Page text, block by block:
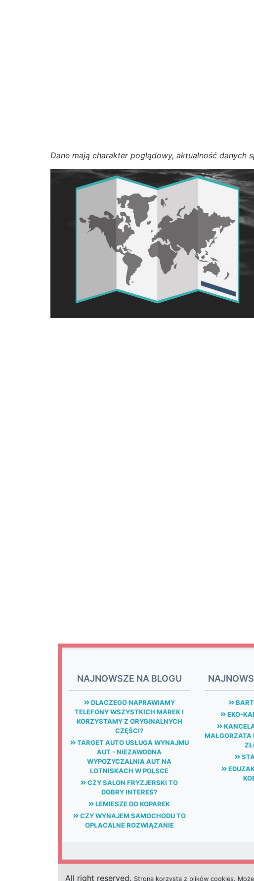
Dane mają charakter poglądowy, aktualność danych s
NAJNOWSZE NA BLOGU
DLACZEGO NAPRAWIAMY
TELEFONY WSZYSTKICH MAREK I
KORZYSTAMY Z ORYGINALNYCH
CZĘŚCI?
TARGET AUTO USŁUGA WYNAJMU
AUT - NIEZAWODNA
WYPOŻYCZALNIA AUT NA
LOTNISKACH W POLSCE
CZY SALON FRYZJERSKI TO
DOBRY INTERES?
LEMIESZE DO KOPAREK
CZY WYNAJEM SAMOCHODU TO
OPŁACALNE ROZWIĄZANIE
EKO-
MAŁGORZATA
All right reserved. Strona korzysta z plików cookies. Może